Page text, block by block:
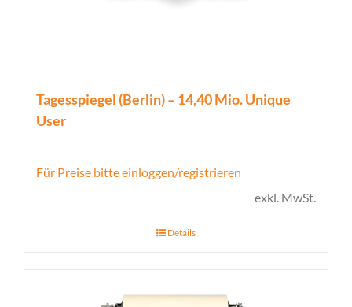
Tagesspiegel (Berlin) – 14,40 Mio. Unique
User
Für Preise bitte einloggen/registrieren
exkl. MwSt.
Details